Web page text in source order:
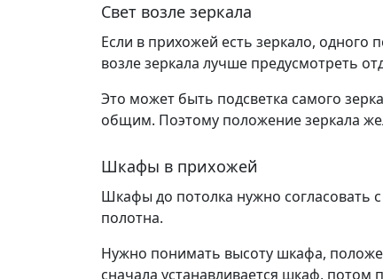
Свет возле зеркала
Если в прихожей есть зеркало, одного
возле зеркала лучше предусмотреть
Это может быть подсветка самого
общим. Поэтому положение зеркала
Шкафы в прихожей
Шкафы до потолка нужно согласовать
полотна.
Нужно понимать высоту шкафа,
сначала устанавливается шкаф, потом